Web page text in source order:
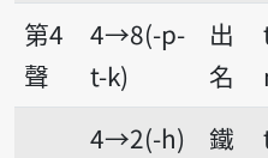
第4
聲
4→8(-p-
t-k)
出
名
4→2(-h)
鐵